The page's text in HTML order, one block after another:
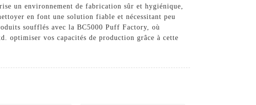
un environnement de fabrication sûr et hygiénique,
en font une solution fiable et nécessitant peu
soufflés avec la BC5000 Puff Factory, où
optimiser vos capacités de production grâce à cette